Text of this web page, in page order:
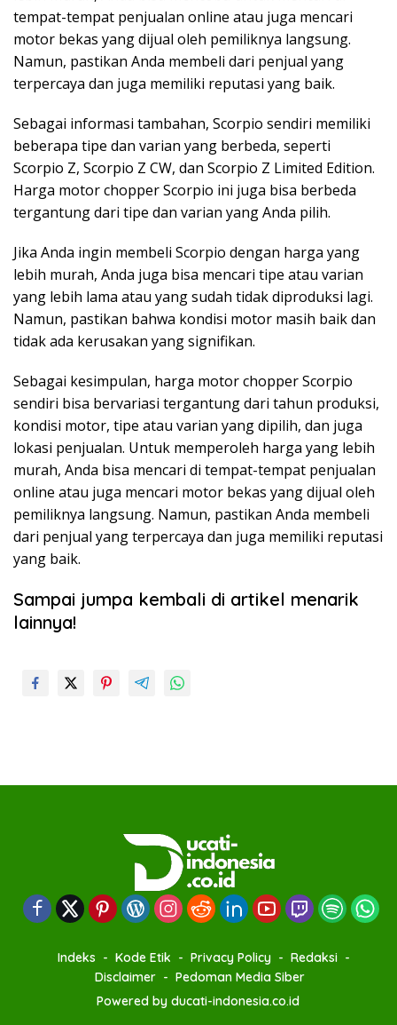
tempat-tempat penjualan online atau juga mencari
motor bekas yang dijual oleh pemiliknya langsung.
Namun, pastikan Anda membeli dari penjual yang
terpercaya dan juga memiliki reputasi yang baik.
Sebagai informasi tambahan, Scorpio sendiri memiliki
beberapa tipe dan varian yang berbeda, seperti
Scorpio Z, Scorpio Z CW, dan Scorpio Z Limited Edition.
Harga motor chopper Scorpio ini juga bisa berbeda
tergantung dari tipe dan varian yang Anda pilih.
Jika Anda ingin membeli Scorpio dengan harga yang
lebih murah, Anda juga bisa mencari tipe atau varian
yang lebih lama atau yang sudah tidak diproduksi lagi.
Namun, pastikan bahwa kondisi motor masih baik dan
tidak ada kerusakan yang signifikan.
Sebagai kesimpulan, harga motor chopper Scorpio
sendiri bisa bervariasi tergantung dari tahun produksi,
kondisi motor, tipe atau varian yang dipilih, dan juga
lokasi penjualan. Untuk memperoleh harga yang lebih
murah, Anda bisa mencari di tempat-tempat penjualan
online atau juga mencari motor bekas yang dijual oleh
pemiliknya langsung. Namun, pastikan Anda membeli
dari penjual yang terpercaya dan juga memiliki reputasi
yang baik.
Sampai jumpa kembali di artikel menarik
lainnya!
Indeks Kode Etik Privacy Policy
Redaksi
Disclaimer
Pedoman Media Siber
Powered by ducati-indonesia.co.id